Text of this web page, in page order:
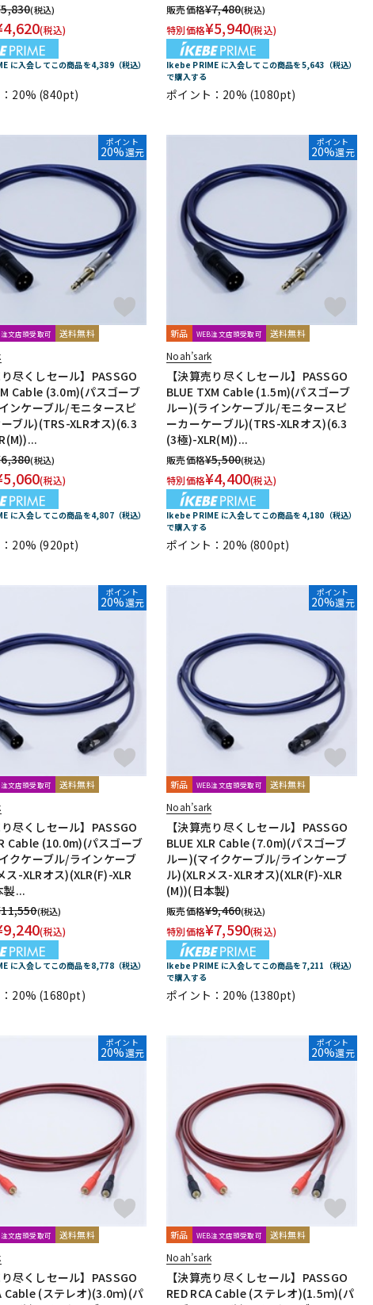
5,830(税込)
4,620(税込)
に入会してこの商品を4,389（税込）
20% (840pt)
販売価格¥7,480(税込)
特別価格¥5,940(税込)
Ikebe PRIME に入会してこの商品を5,643（税込）
で購入する
ポイント：20% (1080pt)
ポイント
20%還元
注文店頭受取可 送料無料
り尽くしセール】PASSGO
Cable (3.0m)(パスゴーブ
ンケーブル/モニタースピ
ブル)(TRS-XLRオス)(6.3
6,380(税込)
5,060(税込)
に入会してこの商品を4,807（税込）
20% (920pt)
ポイント
20%還元
新品 WEB注文店頭受取可 送料無料
Noah’sark
【決算売り尽くしセール】PASSGO
BLUE TXM Cable (1.5m)(パスゴーブ
ルー)(ラインケーブル/モニタースピ
ーカーケーブル)(TRS-XLRオス)(6.3
(3極)-XLR(M))...
販売価格¥5,500(税込)
特別価格¥4,400(税込)
Ikebe PRIME に入会してこの商品を4,180（税込）
で購入する
ポイント：20% (800pt)
ポイント
20%還元
注文店頭受取可 送料無料
り尽くしセール】PASSGO
Cable (10.0m)(パスゴーブ
クケーブル/ラインケーブ
ス-XLRオス)(XLR(F)-XLR
製...
11,550(税込)
9,240(税込)
に入会してこの商品を8,778（税込）
20% (1680pt)
ポイント
20%還元
新品 WEB注文店頭受取可 送料無料
Noah’sark
【決算売り尽くしセール】PASSGO
BLUE XLR Cable (7.0m)(パスゴーブ
ルー)(マイクケーブル/ラインケーブ
ル)(XLRメス-XLRオス)(XLR(F)-XLR
(M))(日本製)
販売価格¥9,460(税込)
特別価格¥7,590(税込)
Ikebe PRIME に入会してこの商品を7,211（税込）
で購入する
ポイント：20% (1380pt)
ポイント
20%還元
注文店頭受取可 送料無料
り尽くしセール】PASSGO
Cable (ステレオ)(3.0ｍ)(パ
ポイント
20%還元
新品 WEB注文店頭受取可 送料無料
Noah’sark
【決算売り尽くしセール】PASSGO
RED RCA Cable (ステレオ)(1.5ｍ)(パ